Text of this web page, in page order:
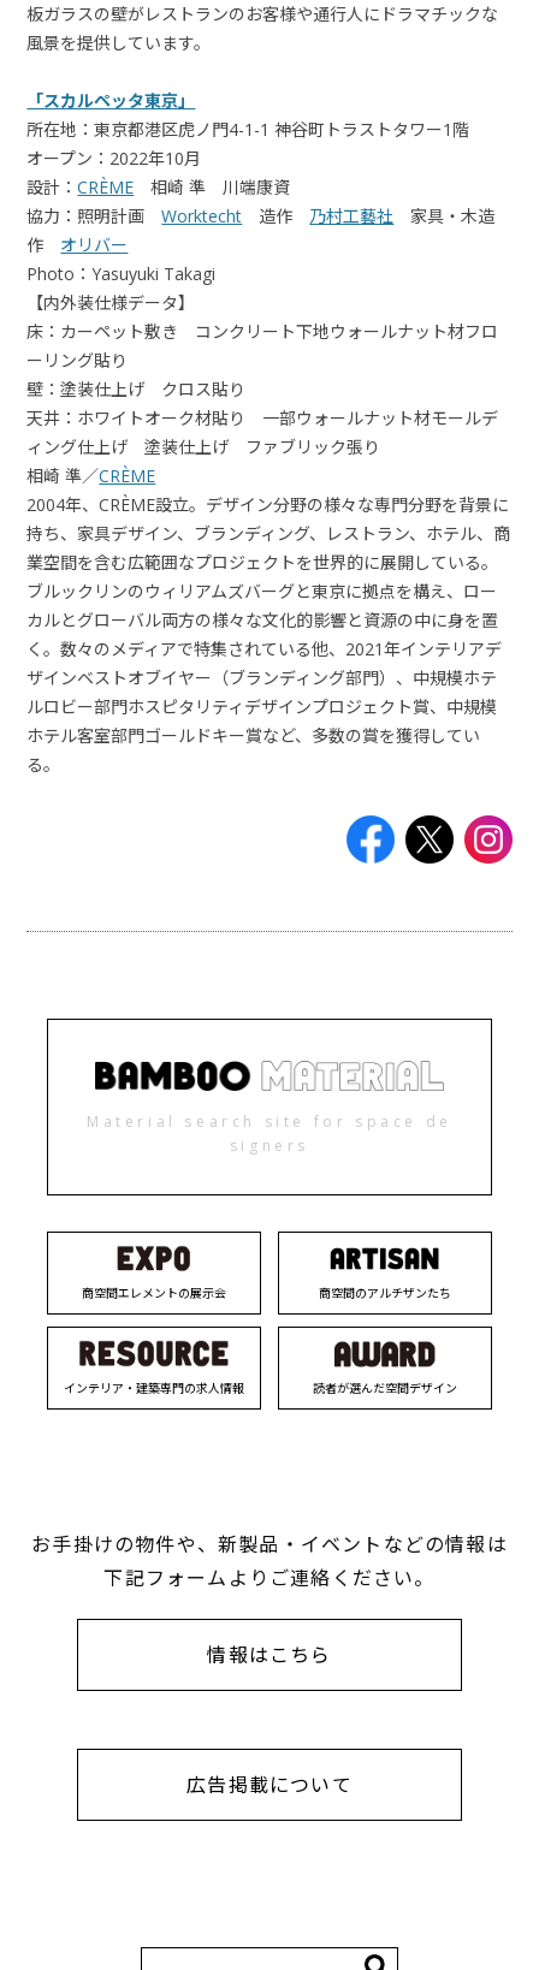
板ガラスの壁がレストランのお客様や通行人にドラマチックな
風景を提供しています。
「スカルペッタ東京」
所在地：東京都港区虎ノ門4-1-1 神谷町トラストタワー1階
オープン：2022年10月
設計：CRÈME 相崎 準 川端康資
協力：照明計画Worktecht 造作 乃村工藝社 家具・木造
作 オリバー
Photo：Yasuyuki Takagi
【内外装仕様データ】
床：カーペット敷き コンクリート下地ウォールナット材フロ
ーリング貼り
壁：塗装仕上げ クロス貼り
天井：ホワイトオーク材貼り 一部ウォールナット材モールデ
ィング仕上げ 塗装仕上げ ファブリック張り
相崎 準／CRÈME
2004年、CRÈME設立。デザイン分野の様々な専門分野を背景に
持ち、家具デザイン、ブランディング、レストラン、ホテル、商
業空間を含む広範囲なプロジェクトを世界的に展開している。
ブルックリンのウィリアムズバーグと東京に拠点を構え、ロー
カルとグローバル両方の様々な文化的影響と資源の中に身を置
く。数々のメディアで特集されている他、2021年インテリアデ
ザインベストオブイヤー（ブランディング部門）、中規模ホテ
ルロビー部門ホスピタリティデザインプロジェクト賞、中規模
ホテル客室部門ゴールドキー賞など、多数の賞を獲得してい
る。
Material search site for space de
signers
商空間エレメントの展示会 商空間のアルチザンたち
インテリア・建築専門の求人情報 読者が選んだ空間デザイン
お手掛けの物件や、新製品・イベントなどの情報は
下記フォームよりご連絡ください。
情報はこちら
広告掲載について